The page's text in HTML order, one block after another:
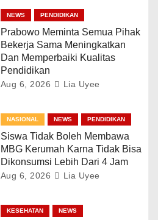
NEWS PENDIDIKAN
Prabowo Meminta Semua Pihak
Bekerja Sama Meningkatkan
Dan Memperbaiki Kualitas
Pendidikan
Aug 6, 2026 Lia Uyee
NASIONAL NEWS PENDIDIKAN
Siswa Tidak Boleh Membawa
MBG Kerumah Karna Tidak Bisa
Dikonsumsi Lebih Dari 4 Jam
Aug 6, 2026 Lia Uyee
KESEHATAN NEWS